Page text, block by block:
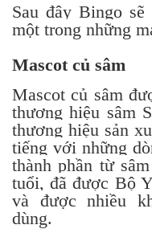
Sau đây Bingo
một trong những
Mascot củ sâm
Mascot củ sâm
thương hiệu sâm
thương hiệu sản
tiếng với những
thành phần từ
tuổi, đã được Bộ
và được nhiều
dùng.